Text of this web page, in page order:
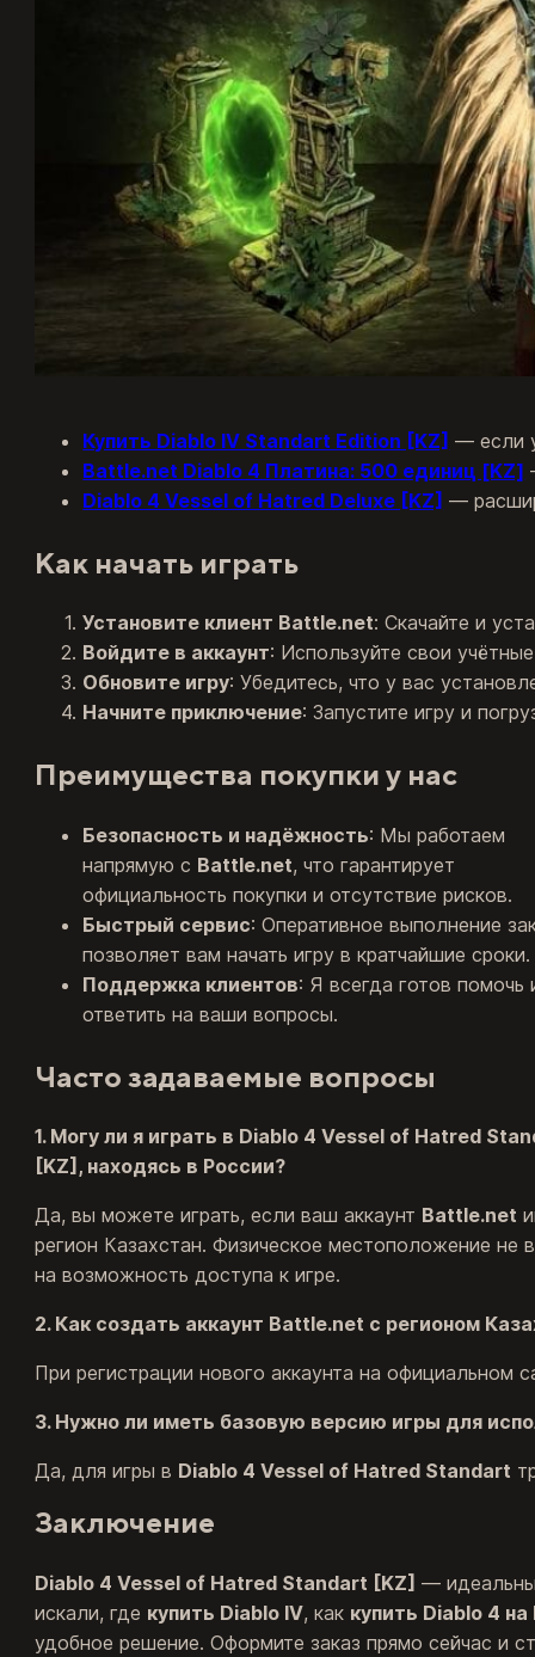
Купить Diablo IV Standart Edition [KZ] — если
Battle.net Diablo 4 Платина: 500 единиц [KZ]
Diablo 4 Vessel of Hatred Deluxe [KZ] —
Как начать играть
Установите клиент Battle.net: Скачайте и
Войдите в аккаунт: Используйте свои
Обновите игру: Убедитесь, что у вас
Начните приключение: Запустите игру и
Преимущества покупки у нас
Безопасность и надёжность: Мы работаем
напрямую с Battle.net, что гарантирует
официальность покупки и отсутствие рисков.
Быстрый сервис: Оперативное выполнение
позволяет вам начать игру в кратчайшие сроки.
Поддержка клиентов: Я всегда готов помочь
ответить на ваши вопросы.
Часто задаваемые вопросы
1. Могу ли я играть в Diablo 4 Vessel of Hatred
[KZ], находясь в России?
Да, вы можете играть, если ваш аккаунт Battle.net
регион Казахстан. Физическое местоположение не
на возможность доступа к игре.
2. Как создать аккаунт Battle.net с регионом
При регистрации нового аккаунта на официальном
3. Нужно ли иметь базовую версию игры для
Да, для игры в Diablo 4 Vessel of Hatred Standart
Заключение
Diablo 4 Vessel of Hatred Standart [KZ] —
искали, где купить Diablo IV, как купить Diablo 4
удобное решение. Оформите заказ прямо сейчас и